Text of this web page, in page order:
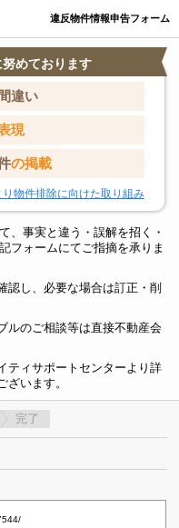
違反物件情報申告フォーム
努めております
間違い
現
の掲載
物件排除に向けた取り組み
、事実と違う・誤解を招く・
フォームにてご指摘を承りま
認し、必要な場合は訂正・削
ルのご相談等は直接不動産会
ティサポートセンターより詳
います。
完了